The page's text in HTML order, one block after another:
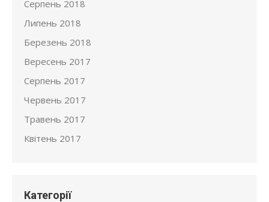
Серпень 2018
Липень 2018
Березень 2018
Вересень 2017
Серпень 2017
Червень 2017
Травень 2017
Квітень 2017
Категорії